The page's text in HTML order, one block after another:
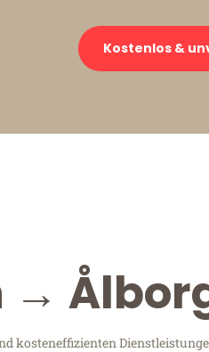
Kostenlos &
→
kosteneffizienten